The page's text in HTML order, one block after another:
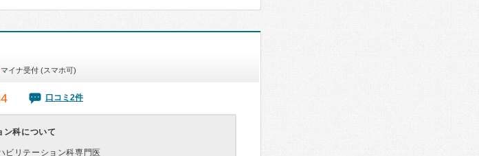
マイナ受付 (スマホ可)
口コミ2件
ン科について
ビリテーション科専門医